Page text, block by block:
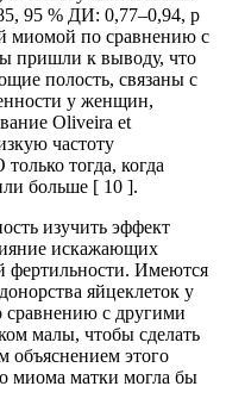
95 % ДИ: 0,77–0,94, p
миомой по сравнению с
пришли к выводу, что
полость, связаны с
у женщин,
Oliveira et
частоту
тогда, когда
больше [ 10 ].
изучить эффект
искажающих
фертильности. Имеются
яйцеклеток у
с другими
малы, чтобы сделать
объяснением этого
миома матки могла бы